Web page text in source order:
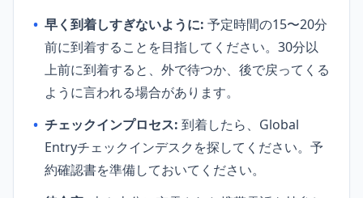
• 早く到着しすぎないように: 予定時間の15〜20分
前に到着することを目指してください。30分以
上前に到着すると、外で待つか、後で戻ってくる
ように言われる場合があります。
• チェックインプロセス: 到着したら、Global
Entryチェックインデスクを探してください。予
約確認書を準備しておいてください。